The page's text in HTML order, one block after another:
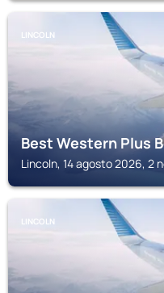
LINCOLN
Best Western Plus
Lincoln, 14 agosto 2026, 2
LINCOLN